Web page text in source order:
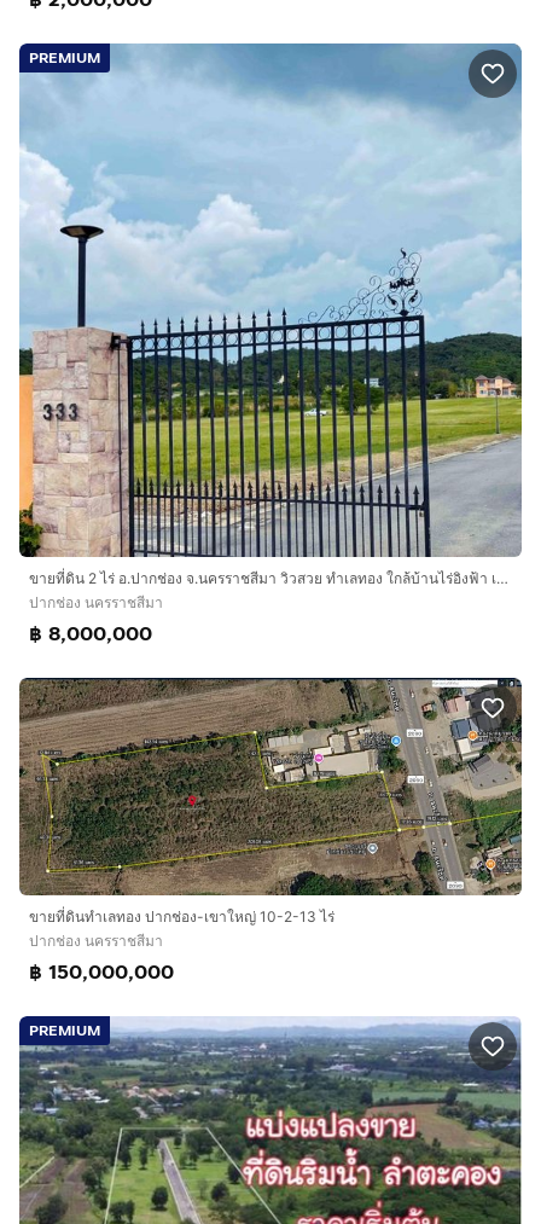
PREMIUM
ขายที่ดิน 2 ไร่ อ.ปากช่อง จ.นครราชสีมา วิวสวย ทำเลทอง ใกล้บ้านไร่อิงฟ้า เขาใหญ่
ปากช่อง นครราชสีมา
฿ 8,000,000
ขายที่ดินทำเลทอง ปากช่อง-เขาใหญ่ 10-2-13 ไร่
ปากช่อง นครราชสีมา
฿ 150,000,000
PREMIUM